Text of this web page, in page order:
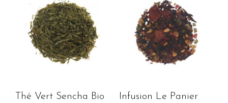
Thé Vert Sencha Bio
Infusion Le Panier